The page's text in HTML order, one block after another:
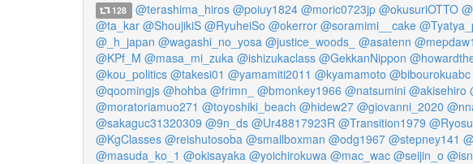
128 @terashima_hiros @poiuy1824 @moric0723jp @okusuriOTTO
@ta_kar @ShoujikiS @RyuheiSo @okerror @soramimi__cake
@_h_japan @wagashi_no_yosa @justice_woods_ @asatenn
@KPf_M @masa_mi_zuka @ishizukaclass @GekkanNippon
@kou_politics @takesi01 @yamamiti2011 @kyamamoto @bibourokuabc
@qoomingjs @hohba @frimn_ @bmonkey1966 @natsumini @akisehiro
@moratoriamuo271 @toyoshiki_beach @hidew27 @giovanni_2020
@sakaguc31320309 @9n_ds @Ur48817923R @Transition1979
@KgClasses @reishutosoba @smallboxman @odg1967 @stepney141
@masuda_ko_1 @okisayaka @yoichirokuwa @mac_wac @seijin_o